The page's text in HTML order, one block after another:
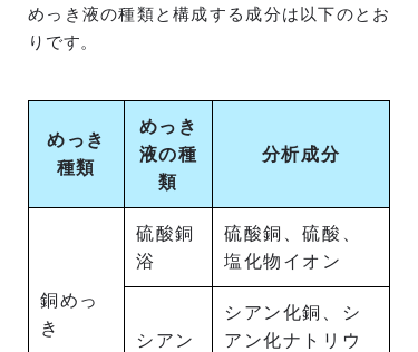
めっき液の種類と構成する成分は以下のとお
りです。
めっき
種類
めっき
液の種
類
分析成分
銅めっ
き
硫酸銅
浴
硫酸銅、硫酸、
塩化物イオン
シアン
シアン化銅、シ
アン化ナトリウ